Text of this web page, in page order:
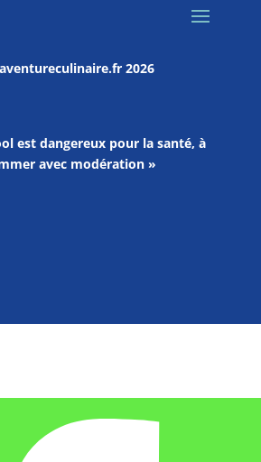
2026
est dangereux pour la santé, à
avec modération »